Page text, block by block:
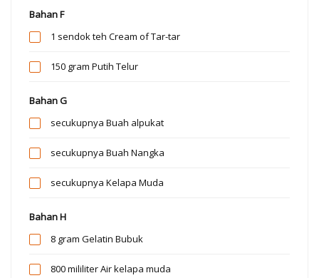
Bahan F
1 sendok teh Cream of Tar-tar
150 gram Putih Telur
Bahan G
secukupnya Buah alpukat
secukupnya Buah Nangka
secukupnya Kelapa Muda
Bahan H
8 gram Gelatin Bubuk
800 mililiterAir kelapa muda